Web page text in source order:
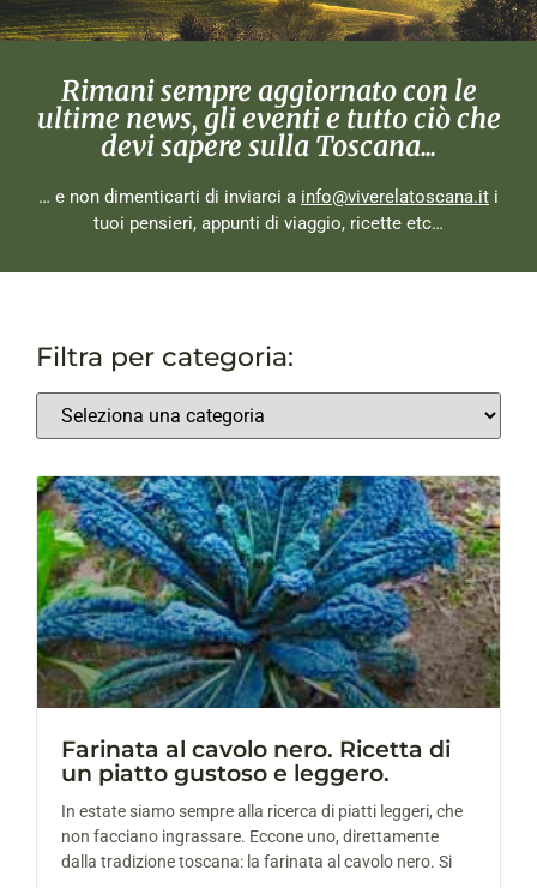
Rimani sempre aggiornato con le
ultime news, gli eventi e tutto ciò che
devi sapere sulla Toscana...
… e non dimenticarti di inviarci a info@viverelatoscana.it i
tuoi pensieri, appunti di viaggio, ricette etc…
Filtra per categoria:
Farinata al cavolo nero. Ricetta di
un piatto gustoso e leggero.
In estate siamo sempre alla ricerca di piatti leggeri, che
non facciano ingrassare. Eccone uno, direttamente
dalla tradizione toscana: la farinata al cavolo nero. Si